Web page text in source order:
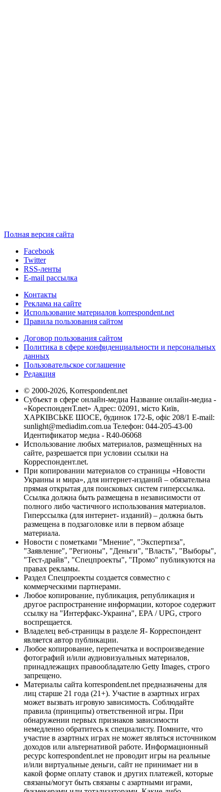
Полная версия сайта
Facebook
Twitter
RSS-ленты
E-mail рассылка
Контакты
Реклама на сайте
Использование материалов korrespondent.net
Правила пользования сайтом
Договор пользования сайтом
Политика в сфере конфиденциальности и персональных
данных
Пользовательское соглашение
Редакция
© 2000-2026, Korrespondent.net
Субъект в сфере онлайн-медиа Название онлайн-медиа -
«КореспонденТ.net» Адрес: 02091, місто Київ,
ХАРКІВСЬКЕ ШОСЕ, будинок 172-Б, офіс 208/1 E-mail:
sunlight@mediadim.com.ua Телефон: 044-205-43-00
Идентификатор медиа - R40-06068
Использование любых материалов, размещённых на
сайте, разрешается при условии ссылки на
Корреспондент.net.
При копировании материалов со страницы «Новости
Украины и мира», для интернет-изданий – обязательна
прямая открытая для поисковых систем гиперссылка.
Ссылка должна быть размещена в независимости от
полного либо частичного использования материалов.
Гиперссылка (для интернет- изданий) – должна быть
размещена в подзаголовке или в первом абзаце
материала.
Новости с пометками "Мнение", "Экспертиза",
"Заявление", "Регионы", "Деньги", "Власть", "Выборы",
"Тест-драйв", "Спецпроекты", "Промо" публикуются на
правах рекламы.
Раздел Спецпроекты создается совместно с
коммерческими партнерами.
Любое копирование, публикация, републикация и
другое распространение информации, которое содержит
ссылку на "Интерфакс-Украина", EPA / UPG, строго
воспрещается.
Владелец веб-страницы в разделе Я- Корреспондент
является автор публикации.
Любое копирование, перепечатка и воспроизведение
фотографий и/или аудиовизуальных материалов,
принадлежащих правообладателю Getty Images, строго
запрещено.
Материалы сайта korrespondent.net предназначены для
лиц старше 21 года (21+). Участие в азартных играх
может вызвать игровую зависимость. Соблюдайте
правила (принципы) ответственной игры. При
обнаружении первых признаков зависимости
немедленно обратитесь к специалисту. Помните, что
участие в азартных играх не может являться источником
доходов или альтернативой работе. Информационный
ресурс korrespondent.net не проводит игры на реальные
и/или виртуальные деньги, сайт не принимает ни в
какой форме оплату ставок и других платежей, которые
связаны/могут быть связаны с азартными играми,